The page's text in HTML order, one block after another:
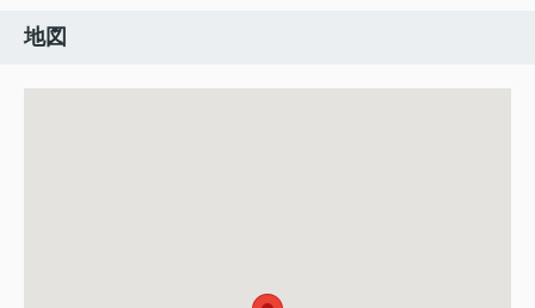
地図